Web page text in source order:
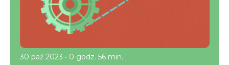
30 paź 2023 • 0 godz. 56 min.